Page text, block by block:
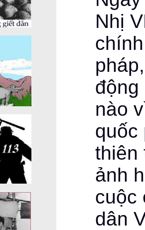
Nhị
động
nào
quốc
thiên
ảnh
cuộc
dân